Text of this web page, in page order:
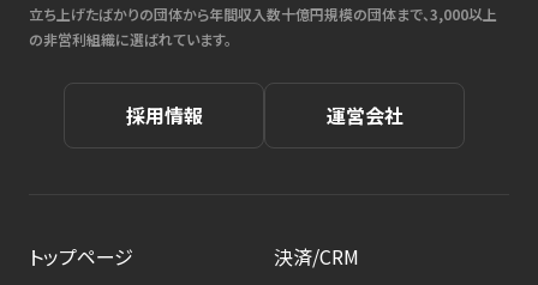
立ち上げたばかりの団体から年間収入数十億円規模の団体まで、3,000以上
の非営利組織に選ばれています。
採用情報 運営会社
トップページ
決済/CRM